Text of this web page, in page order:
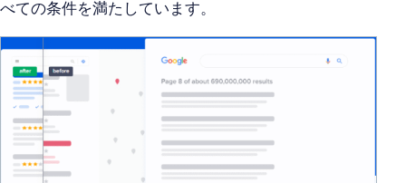
べての条件を満たしています。